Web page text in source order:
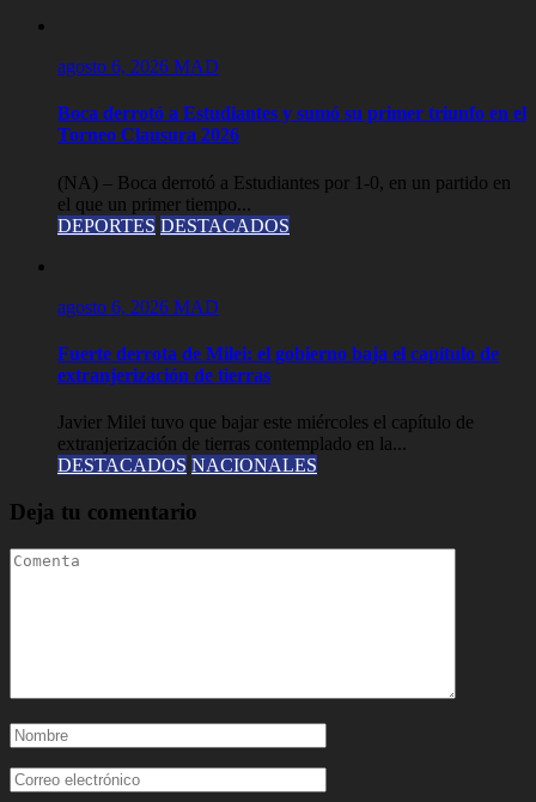
agosto 6, 2026 MAD
Boca derrotó a Estudiantes y sumó su primer triunfo en el
Torneo Clausura 2026
(NA) – Boca derrotó a Estudiantes por 1-0, en un partido en
el que un primer tiempo...
DEPORTES DESTACADOS
agosto 6, 2026 MAD
Fuerte derrota de Milei: el gobierno baja el capítulo de
extranjerización de tierras
Javier Milei tuvo que bajar este miércoles el capítulo de
extranjerización de tierras contemplado en la...
DESTACADOS NACIONALES
Deja tu comentario